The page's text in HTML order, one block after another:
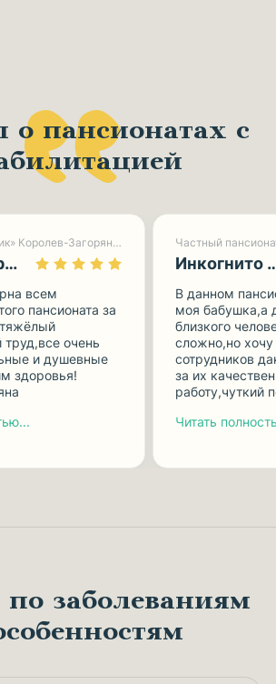
о пансионатах с
Пансионат «Родник» Королев-Загорянский
татьяна воронина
всем
пансионата за
очень
и душевные
здоровья!
Частный
В данном
моя бабушка,а
близкого
сложно,но хочу
сотрудников
за их
работу,чуткий
Читать
заболеваниям